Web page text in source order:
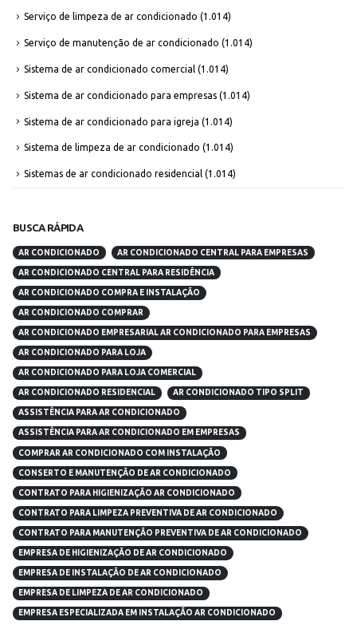
Serviço de limpeza de ar condicionado (1.014)
Serviço de manutenção de ar condicionado (1.014)
Sistema de ar condicionado comercial (1.014)
Sistema de ar condicionado para empresas (1.014)
Sistema de ar condicionado para igreja (1.014)
Sistema de limpeza de ar condicionado (1.014)
Sistemas de ar condicionado residencial (1.014)
BUSCA RÁPIDA
AR CONDICIONADO AR CONDICIONADO CENTRAL PARA EMPRESAS
AR CONDICIONADO CENTRAL PARA RESIDÊNCIA
AR CONDICIONADO COMPRA E INSTALAÇÃO
AR CONDICIONADO COMPRAR
AR CONDICIONADO EMPRESARIAL AR CONDICIONADO PARA EMPRESAS
AR CONDICIONADO PARA LOJA
AR CONDICIONADO PARA LOJA COMERCIAL
AR CONDICIONADO RESIDENCIAL AR CONDICIONADO TIPO SPLIT
ASSISTÊNCIA PARA AR CONDICIONADO
ASSISTÊNCIA PARA AR CONDICIONADO EM EMPRESAS
COMPRAR AR CONDICIONADO COM INSTALAÇÃO
CONSERTO E MANUTENÇÃO DE AR CONDICIONADO
CONTRATO PARA HIGIENIZAÇÃO AR CONDICIONADO
CONTRATO PARA LIMPEZA PREVENTIVA DE AR CONDICIONADO
CONTRATO PARA MANUTENÇÃO PREVENTIVA DE AR CONDICIONADO
EMPRESA DE HIGIENIZAÇÃO DE AR CONDICIONADO
EMPRESA DE INSTALAÇÃO DE AR CONDICIONADO
EMPRESA DE LIMPEZA DE AR CONDICIONADO
EMPRESA ESPECIALIZADA EM INSTALAÇÃO AR CONDICIONADO